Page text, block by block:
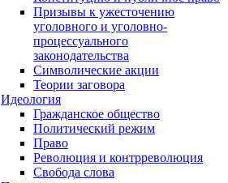
Призывы к ужесточению
уголовного и уголовно-
процессуального
законодательства
Символические акции
Теории заговора
Идеология
Гражданское общество
Политический режим
Право
Революция и контрреволюция
Свобода слова